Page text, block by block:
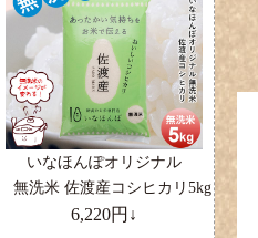
いなほんぽオリジナル
無洗米 佐渡産コシヒカリ5kg
6,220円↓